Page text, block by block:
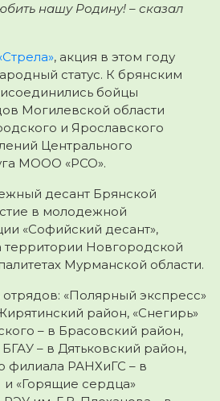
нашу Родину! – сказал
, акция в этом году
статус. К брянским
бойцы
Могилевской области
и Ярославского
Центрального
МООО «РСО».
десант Брянской
в молодежной
«Софийский десант»,
территории Новгородской
Мурманской области.
«Полярный экспресс»
район, «Снегирь»
– в Брасовский район,
– в Дятьковский район,
филиала РАНХиГС – в
«Горящие сердца»